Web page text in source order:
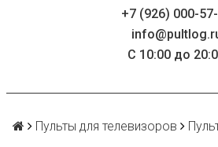
+7 (926) 000-
С 10:00 до
Пульты для телевизоров